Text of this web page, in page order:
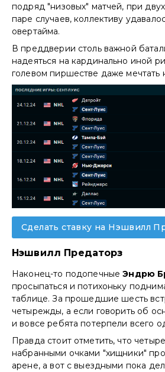
подряд "низовых" матчей, при
паре случаев, коллективу
овертайма.
В преддверии столь важной
надеяться на кардинально иной
голевом пиршестве даже мечтать
Сделать ставку на Нэшвилл
Нэшвилл Предаторз
Наконец-то подопечныеЭндрю
просыпаться и потихоньку
таблице. За прошедшие шесть
четырежды, а если говорить об
и вовсе ребята потерпели всего
Правда стоит отметить, что
набранными очками "хищники"
арене, а вот с выездными пока